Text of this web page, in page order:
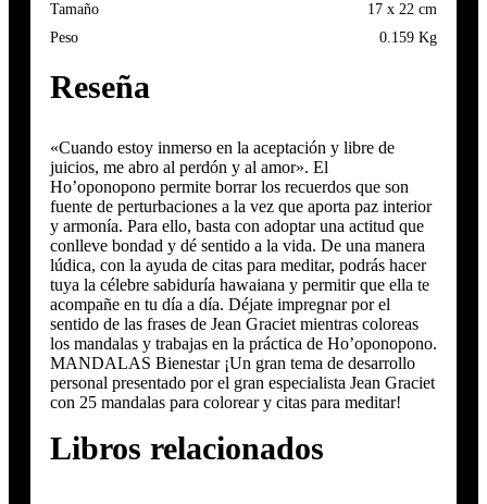
Tamaño
17 x 22 cm
Peso
0.159 Kg
Reseña
«Cuando estoy inmerso en la aceptación y libre de
juicios, me abro al perdón y al amor». El
Ho’oponopono permite borrar los recuerdos que son
fuente de perturbaciones a la vez que aporta paz interior
y armonía. Para ello, basta con adoptar una actitud que
conlleve bondad y dé sentido a la vida. De una manera
lúdica, con la ayuda de citas para meditar, podrás hacer
tuya la célebre sabiduría hawaiana y permitir que ella te
acompañe en tu día a día. Déjate impregnar por el
sentido de las frases de Jean Graciet mientras coloreas
los mandalas y trabajas en la práctica de Ho’oponopono.
MANDALAS Bienestar ¡Un gran tema de desarrollo
personal presentado por el gran especialista Jean Graciet
con 25 mandalas para colorear y citas para meditar!
Libros relacionados